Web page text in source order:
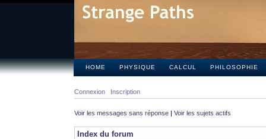
HOME PHYSIQUE CALCUL PHILOSOPHIE
Connexion Inscription
Voir les messages sans réponse | Voir les sujets actifs
Index du forum